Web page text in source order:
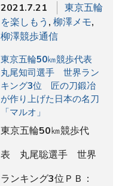
2021.7.21
東京五輪
を楽しもう , 柳澤メモ,
柳澤競歩通信
東京五輪50㎞競歩代表
丸尾知司選手 世界ラン
キング3位 匠の刀鍛冶
が作り上げた日本の名刀
「マルオ」
東京五輪50㎞競歩代
表 丸尾聡選手 世界
ランキング3位ＰＢ：